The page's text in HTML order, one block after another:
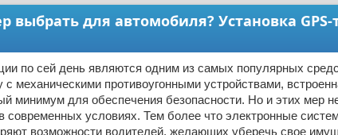
выбрать для автомобиля? Установка GPS-
по сей день являются одним из самых популярных
механическими противоугонными устройствами,
минимум для обеспечения безопасности. Но и этих мер
условиях. Тем более что электронные
возможности водителей, желающих уберечь свое